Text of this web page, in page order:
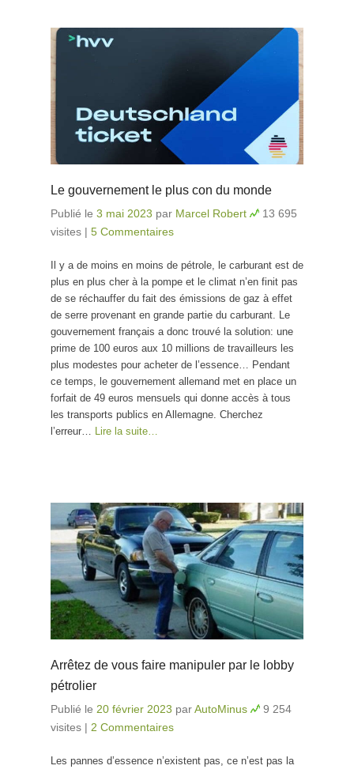
Le gouvernement le plus con du monde
Publié le 3 mai 2023 par Marcel Robert
13 695
visites | 5 Commentaires
Il y a de moins en moins de pétrole, le carburant est de
plus en plus cher à la pompe et le climat n’en finit pas
de se réchauffer du fait des émissions de gaz à effet
de serre provenant en grande partie du carburant. Le
gouvernement français a donc trouvé la solution: une
prime de 100 euros aux 10 millions de travailleurs les
plus modestes pour acheter de l’essence… Pendant
ce temps, le gouvernement allemand met en place un
forfait de 49 euros mensuels qui donne accès à tous
les transports publics en Allemagne. Cherchez
l’erreur… Lire la suite…
Arrêtez de vous faire manipuler par le lobby
pétrolier
Publié le 20 février 2023 parAutoMinus
9 254
visites | 2 Commentaires
Les pannes d’essence n’existent pas, ce n’est pas la